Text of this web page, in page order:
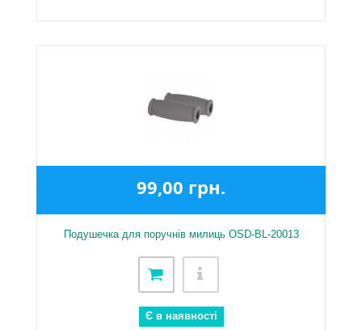
99,00 грн.
Подушечка для поручнів милиць OSD-BL-20013
Є в наявності